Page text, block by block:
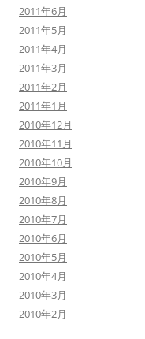
2011年6月
2011年5月
2011年4月
2011年3月
2011年2月
2011年1月
2010年12月
2010年11月
2010年10月
2010年9月
2010年8月
2010年7月
2010年6月
2010年5月
2010年4月
2010年3月
2010年2月